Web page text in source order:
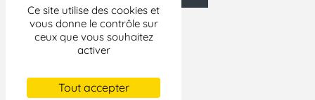
Ce site utilise des cookies et
vous donne le contrôle sur
ceux que vous souhaitez
activer
Tout accepter